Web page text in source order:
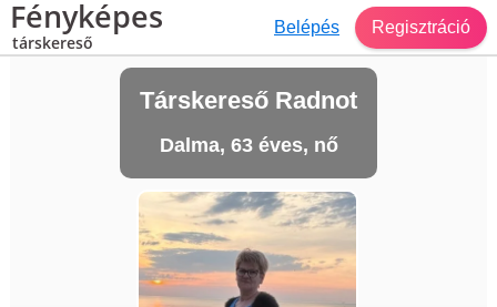
Fényképes
társkereső
Belépés Regisztráció
Társkereső Radnot
Dalma, 63 éves, nő